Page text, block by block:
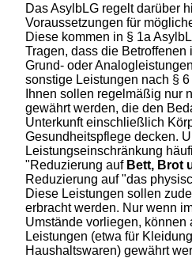
Das AsylbLG regelt darüber
Voraussetzungen für
Diese kommen in § 1a
Tragen, dass die Betroffenen
Grund- oder
sonstige Leistungen nach §
Ihnen sollen regelmäßig nur
gewährt werden, die den
Unterkunft einschließlich
Gesundheitspflege decken.
Leistungseinschränkung
"Reduzierung auf Bett, Brot
Reduzierung auf "das
Diese Leistungen sollen
erbracht werden. Nur wenn
Umstände vorliegen, können
Leistungen (etwa für
Haushaltswaren) gewährt